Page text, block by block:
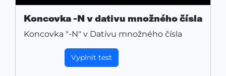
Koncovka -N v dativu množného čísla
Koncovka "-N" v Dativu množného čísla
Vyplnit test